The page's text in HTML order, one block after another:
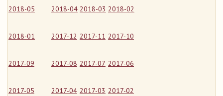
2018-05 2018-04 2018-03 2018-02
2018-01 2017-12 2017-11 2017-10
2017-09 2017-08 2017-07 2017-06
2017-05 2017-04 2017-03 2017-02